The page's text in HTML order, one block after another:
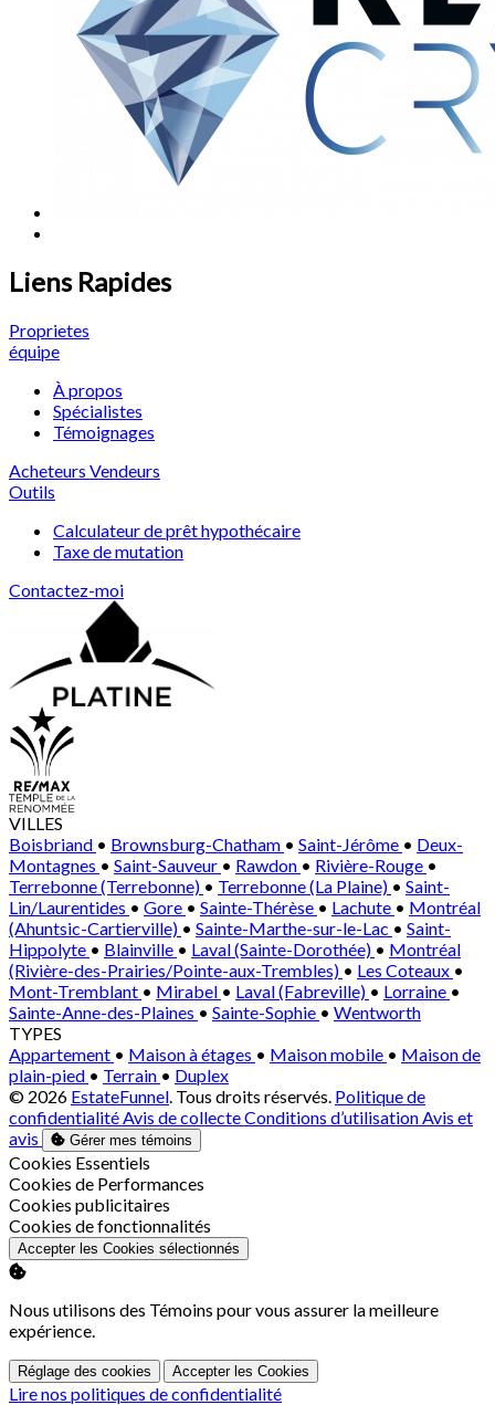
Liens Rapides
Proprietes
équipe
À propos
Spécialistes
Témoignages
Acheteurs Vendeurs
Outils
Calculateur de prêt hypothécaire
Taxe de mutation
Contactez-moi
VILLES
Boisbriand • Brownsburg-Chatham • Saint-Jérôme • Deux-
Montagnes • Saint-Sauveur • Rawdon • Rivière-Rouge •
Terrebonne (Terrebonne) • Terrebonne (La Plaine) • Saint-
Lin/Laurentides • Gore • Sainte-Thérèse • Lachute • Montréal
(Ahuntsic-Cartierville) • Sainte-Marthe-sur-le-Lac • Saint-
Hippolyte • Blainville • Laval (Sainte-Dorothée) • Montréal
(Rivière-des-Prairies/Pointe-aux-Trembles) • Les Coteaux •
Mont-Tremblant • Mirabel • Laval (Fabreville) • Lorraine •
Sainte-Anne-des-Plaines • Sainte-Sophie • Wentworth
TYPES
Appartement • Maison à étages • Maison mobile • Maison de
plain-pied • Terrain • Duplex
© 2026 EstateFunnel . Tous droits réservés. Politique de
confidentialité Avis de collecteConditions d’utilisation Avis et
avis
Gérer mes témoins
Activer
Cookies Essentiels
Activer
Cookies de Performances
Activer
Cookies publicitaires
Activer
Cookies de fonctionnalités
Accepter les Cookies sélectionnés
Nous utilisons des Témoins pour vous assurer la meilleure
expérience.
Réglage des cookies Accepter les Cookies
Lire nos politiques de confidentialité